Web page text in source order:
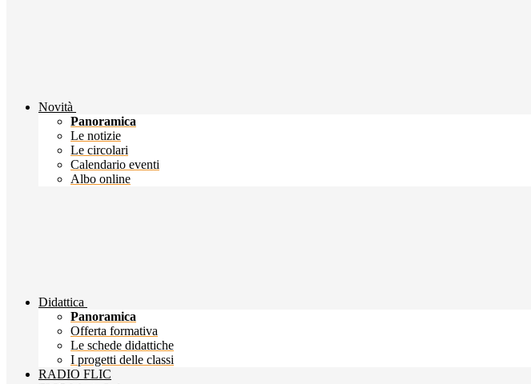
Novità
Panoramica
Le notizie
Le circolari
Calendario eventi
Albo online
Didattica
Panoramica
Offerta formativa
Le schede didattiche
I progetti delle classi
RADIO FLIC